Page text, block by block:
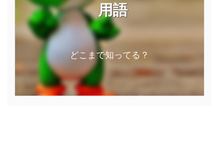
用語
どこまで知ってる？